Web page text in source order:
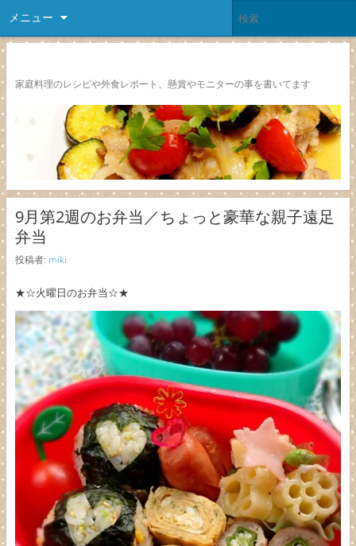
メニュー
家庭料理のレシピや外食レポート、懸賞やモニターの事を書いてます
9月第2週のお弁当／ちょっと豪華な親子遠足
弁当
投稿者: miki
★☆火曜日のお弁当☆★